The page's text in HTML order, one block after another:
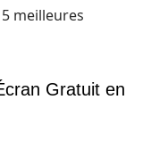
meilleures
Gratuit en